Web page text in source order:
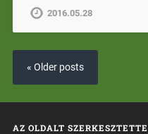
2016.05.28
« Older posts
AZ OLDALT